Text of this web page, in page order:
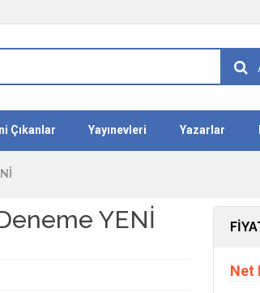
Çıkanlar Yayınevleri Yazarlar
YENİ
Net